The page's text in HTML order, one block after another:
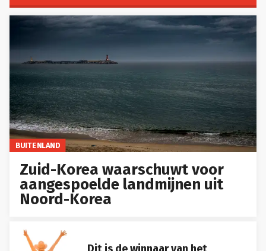
BUITENLAND
Zuid-Korea waarschuwt voor
aangespoelde landmijnen uit
Noord-Korea